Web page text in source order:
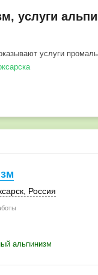
услуги
услуги
, Россия
альпинизм